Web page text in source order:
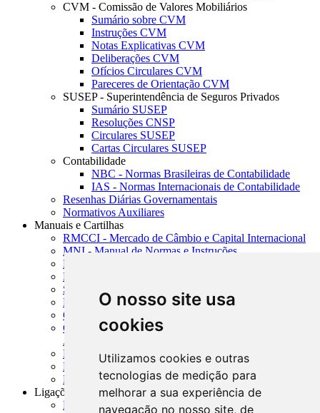
O nosso site usa
cookies
Utilizamos cookies e outras
tecnologias de medição para
melhorar a sua experiência de
navegação no nosso site, de
CVM - Comissão de Valores Mobiliários
Sumário sobre CVM
Instruções CVM
Notas Explicativas CVM
Deliberações CVM
Ofícios Circulares CVM
Pareceres de Orientação CVM
SUSEP - Superintendência de Seguros Privados
Sumário SUSEP
Resoluções CNSP
Circulares SUSEP
Cartas Circulares SUSEP
Contabilidade
NBC - Normas Brasileiras de Contabilidade
IAS - Normas Internacionais de Contabilidade
Resenhas Diárias Governamentais
Normativos Auxiliares
Manuais e Cartilhas
RMCCI - Mercado de Câmbio e Capital Internacional
MNI - Manual de Normas e Instruções
MTVM - Manual de Títulos e Valores Mobiliários
MCR - Manual de Crédito Rural
SISORF - Manual de Organização do SFN
MASUP - Manual de Supervisão Bancária
CADOC - Catálogo de Documentos
CNAE-CONCLA - Classificação Nacional de
Atividades Econômicas
PMF - Cartilhas do BCB
Manuais Auxiliares do BCB e Cosif-e
Resenhas Diárias Governamentais
Ligações Externas
Links Úteis